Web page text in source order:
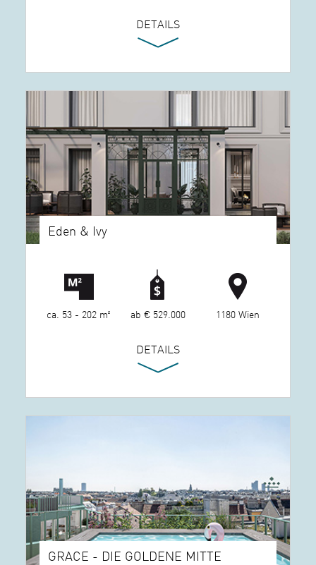
DETAILS
Eden & Ivy
ca. 53 - 202 m² ab € 529.000 1180 Wien
DETAILS
GRACE - DIE GOLDENE MITTE